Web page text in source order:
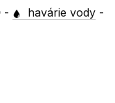
- havárie vody -